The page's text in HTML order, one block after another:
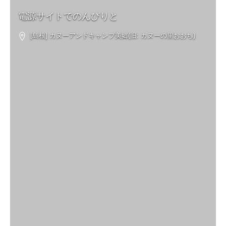
電源サイトでのんびりと
[島根] カヌーアンドキャンプ美郷(旧: カヌーの里おおち)